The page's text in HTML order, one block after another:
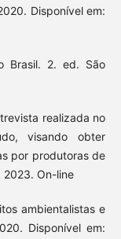
Disponível em:
Brasil. 2. ed. São
realizada no
visando obter
por produtoras de
2023. On-line
ambientalistas e
Disponível em: